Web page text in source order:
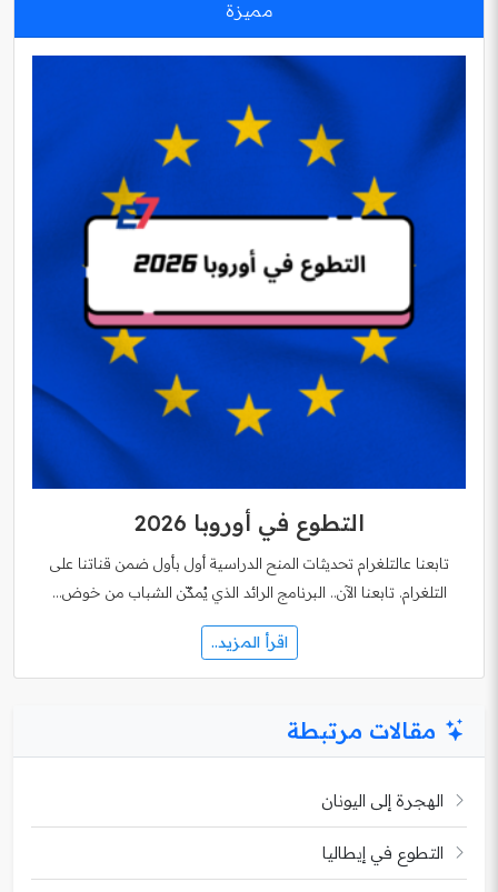
مميزة
التطوع في أوروبا 2026
تابعنا عالتلغرام تحديثات المنح الدراسية أول بأول ضمن قناتنا على
التلغرام. تابعنا الآن.. البرنامج الرائد الذي يُمكّن الشباب من خوض…
اقرأ المزيد..
مقالات مرتبطة
الهجرة إلى اليونان
التطوع في إيطاليا